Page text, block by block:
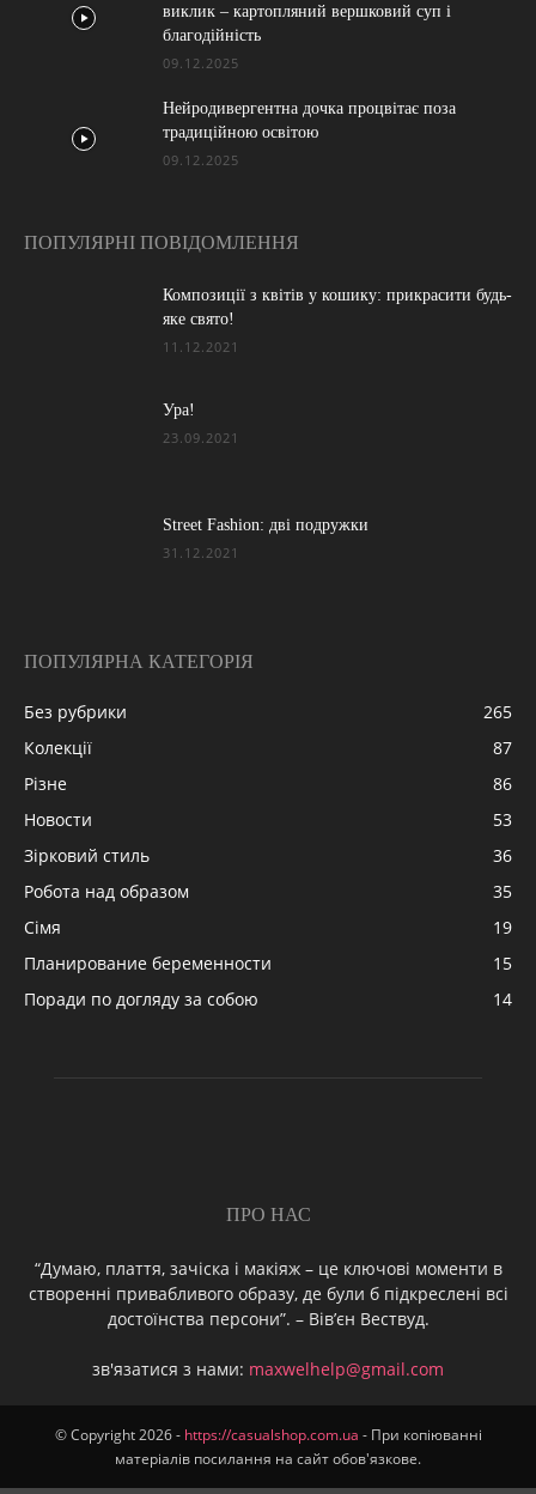
виклик – картопляний вершковий суп і
благодійність
09.12.2025
Нейродивергентна дочка процвітає поза
традиційною освітою
09.12.2025
ПОПУЛЯРНІ ПОВІДОМЛЕННЯ
Композиції з квітів у кошику: прикрасити будь-
яке свято!
11.12.2021
Ура!
23.09.2021
Street Fashion: дві подружки
31.12.2021
ПОПУЛЯРНА КАТЕГОРІЯ
Без рубрики
265
Колекції
87
Різне
86
Новости
53
Зірковий стиль
36
Робота над образом
35
Сімя
19
Планирование беременности
15
Поради по догляду за собою
14
ПРО НАС
“Думаю, плаття, зачіска і макіяж – це ключові моменти в
створенні привабливого образу, де були б підкреслені всі
достоїнства персони”. – Вів’єн Вествуд.
зв'язатися з нами: maxwelhelp@gmail.com
© Copyright 2026 - https://casualshop.com.ua - При копіюванні
матеріалів посилання на сайт обов'язкове.